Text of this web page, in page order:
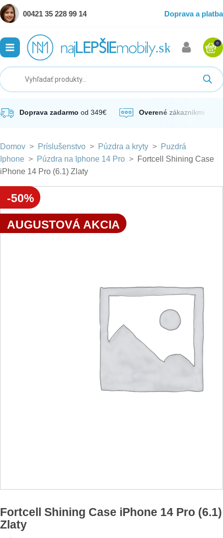
00421 35 228 99 14 Doprava a platba
0
Doprava zadarmo od 349€ Overené zákazníkmi
Domov > Príslušenstvo > Púzdra a kryty > Puzdrá
Iphone > Púzdra na Iphone 14 Pro > Fortcell Shining Case
iPhone 14 Pro (6.1) Zlaty
-50%
AUGUSTOVÁ AKCIA
Fortcell Shining Case iPhone 14 Pro (6.1)
Zlaty